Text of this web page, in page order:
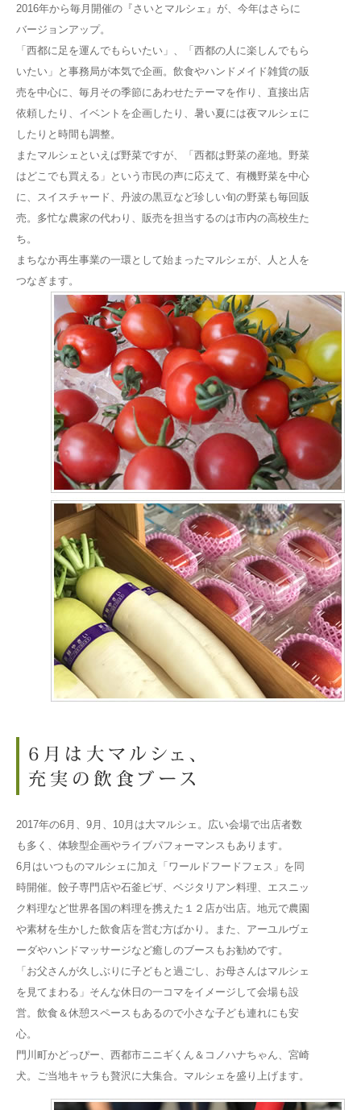
2016年から毎月開催の『さいとマルシェ』が、今年はさらに
バージョンアップ。
「西都に足を運んでもらいたい」、「西都の人に楽しんでもら
いたい」と事務局が本気で企画。飲食やハンドメイド雑貨の販
売を中心に、毎月その季節にあわせたテーマを作り、直接出店
依頼したり、イベントを企画したり、暑い夏には夜マルシェに
したりと時間も調整。
またマルシェといえば野菜ですが、「西都は野菜の産地。野菜
はどこでも買える」という市民の声に応えて、有機野菜を中心
に、スイスチャード、丹波の黒豆など珍しい旬の野菜も毎回販
売。多忙な農家の代わり、販売を担当するのは市内の高校生た
ち。
まちなか再生事業の一環として始まったマルシェが、人と人を
つなぎます。
2017年の6月、9月、10月は大マルシェ。広い会場で出店者数
も多く、体験型企画やライブパフォーマンスもあります。
6月はいつものマルシェに加え「ワールドフードフェス」を同
時開催。餃子専門店や石釜ピザ、ベジタリアン料理、エスニッ
ク料理など世界各国の料理を携えた１２店が出店。地元で農園
や素材を生かした飲食店を営む方ばかり。また、アーユルヴェ
ーダやハンドマッサージなど癒しのブースもお勧めです。
「お父さんが久しぶりに子どもと過ごし、お母さんはマルシェ
を見てまわる」そんな休日の一コマをイメージして会場も設
営。飲食＆休憩スペースもあるので小さな子ども連れにも安
心。
門川町かどっぴー、西都市ニニギくん＆コノハナちゃん、宮崎
犬。ご当地キャラも贅沢に大集合。マルシェを盛り上げます。